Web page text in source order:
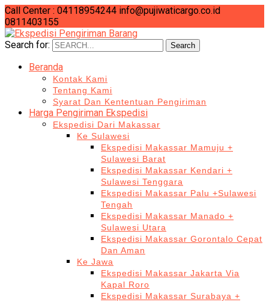
Call Center : 04118954244 info@pujiwaticargo.co.id
0811403155
Search for:
Search
Beranda
Kontak Kami
Tentang Kami
Syarat Dan Kententuan Pengiriman
Harga Pengiriman Ekspedisi
Ekspedisi Dari Makassar
Ke Sulawesi
Ekspedisi Makassar Mamuju +
Sulawesi Barat
Ekspedisi Makassar Kendari +
Sulawesi Tenggara
Ekspedisi Makassar Palu +Sulawesi
Tengah
Ekspedisi Makassar Manado +
Sulawesi Utara
Ekspedisi Makassar Gorontalo Cepat
Dan Aman
Ke Jawa
Ekspedisi Makassar Jakarta Via
Kapal Roro
Ekspedisi Makassar Surabaya +